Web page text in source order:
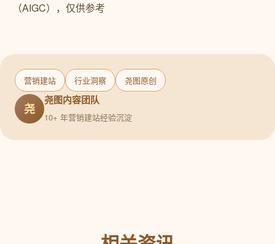
（AIGC），仅供参考
营销建站 行业洞察 尧图原创
尧
尧图内容团队
10+ 年营销建站经验沉淀